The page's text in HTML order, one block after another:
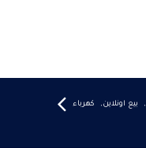
, بيع اونلاين, كهرباء